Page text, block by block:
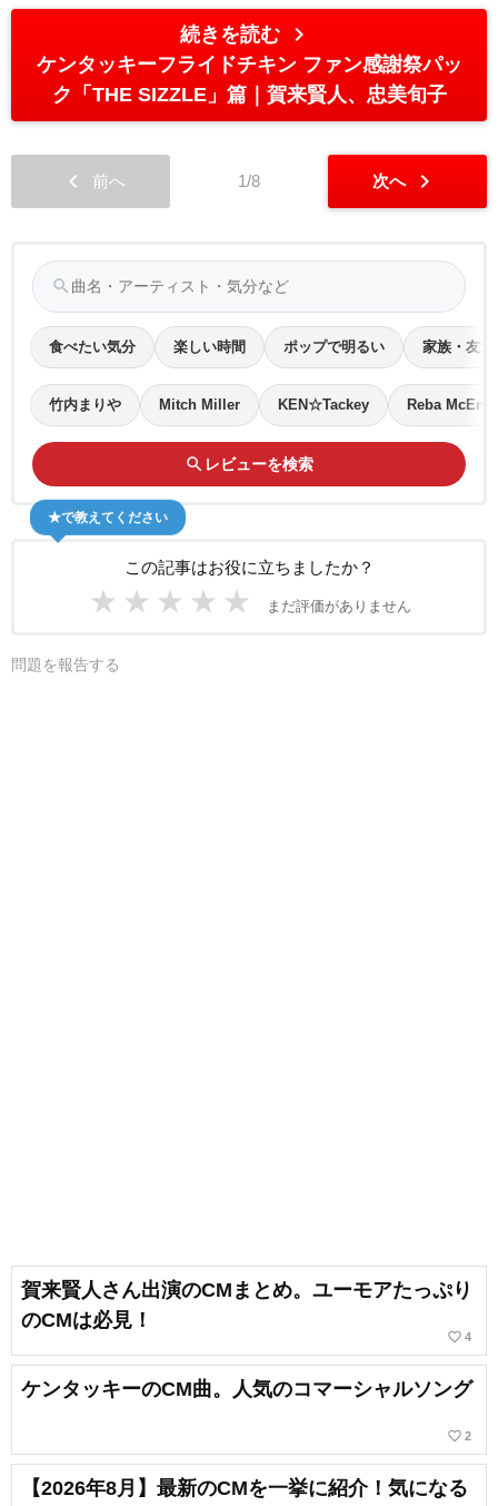
続きを読む chevron_right
ケンタッキーフライドチキン ファン感謝祭パッ
ク「THE SIZZLE」篇
賀来賢人、忠美旬子
chevron_left 前へ 1/8 次へ chevron_right
search
食べたい気分 楽しい時間 ポップで明るい 家族・友達
竹内まりや Mitch Miller KEN☆Tackey Reba
search レビューを検索
この記事はお役に立ちましたか？
★ ★ ★ ★ ★ まだ評価がありません
★で教えてください
問題を報告する
賀来賢人さん出演のCMまとめ。ユーモアたっぷり
のCMは必見！
favorite_border 4
ケンタッキーのCM曲。人気のコマーシャルソング
favorite_border 2
【2026年8月】最新のCMを一挙に紹介！気になる